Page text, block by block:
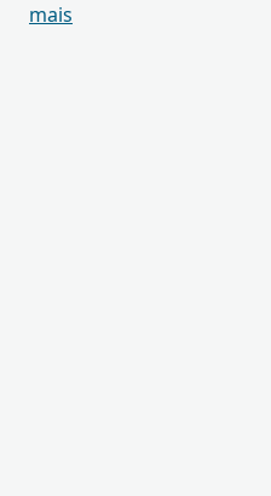
mais